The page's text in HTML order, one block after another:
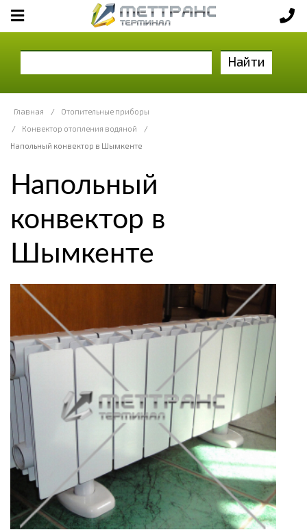
Найти
Главная /
Отопительные приборы
/
Конвектор отопления водяной
/
Напольный конвектор в Шымкенте
Напольный
конвектор в
Шымкенте